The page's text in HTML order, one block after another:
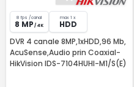
8 fps /canal
8 MP / 4K
max 1 x
HDD
DVR 4 canale 8MP,1xHDD,96 Mb,
AcuSense,Audio prin Coaxial-
HikVision IDS-7104HUHI-M1/S(E)